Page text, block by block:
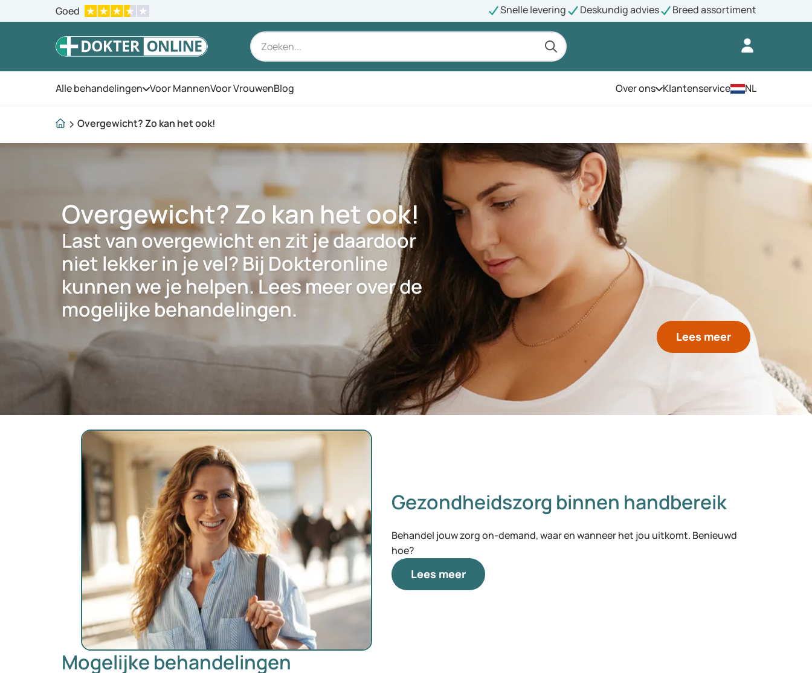
Goed Snelle levering Deskundig advies Breed assortiment
Alle behandelingen Open het menu
Voor MannenVoor VrouwenBlog Over onsOpen het menu
Klantenservice NL
Overgewicht? Zo kan het ook!
Overgewicht? Zo kan het ook!
Last van overgewicht en zit je daardoor
niet lekker in je vel? Bij Dokteronline
kunnen we je helpen. Lees meer over de
mogelijke behandelingen.
Lees meer
Gezondheidszorg binnen handbereik
Behandel jouw zorg on-demand, waar en wanneer het jou uitkomt. Benieuwd
hoe?
Lees meer
Mogelijke behandelingen